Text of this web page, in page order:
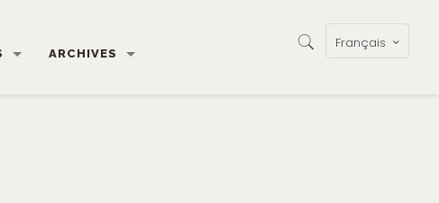
ARCHIVES
Français